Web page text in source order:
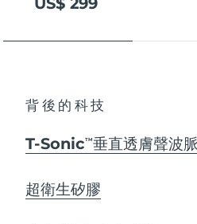
背後的科技
T-SonicTM 垂直透膚聲波
超衛生矽膠